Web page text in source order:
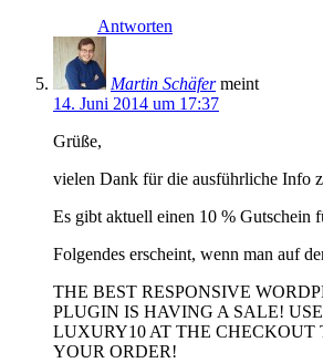
Antworten
Martin Schäfer meint
14. Juni 2014 um 17:37
Grüße,
vielen Dank für die ausführliche Info
Es gibt aktuell einen 10 % Gutschein
Folgendes erscheint, wenn man auf
THE BEST RESPONSIVE
PLUGIN IS HAVING A SALE!
LUXURY10 AT THE CHECKOUT
YOUR ORDER!